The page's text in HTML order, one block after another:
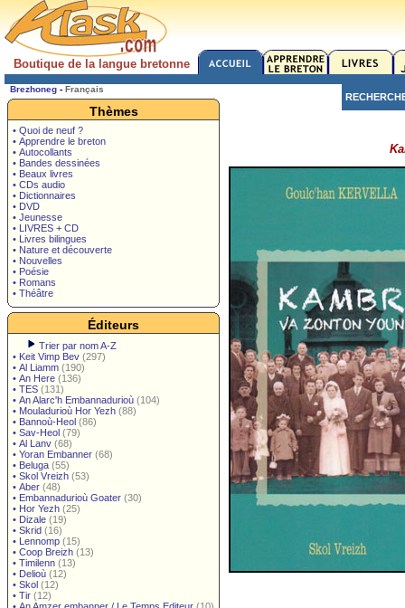
Boutique de la langue bretonne
Brezhoneg - Français
Thèmes
• Quoi de neuf ?
• Apprendre le breton
• Autocollants
• Bandes dessinées
• Beaux livres
• CDs audio
• Dictionnaires
• DVD
• Jeunesse
• LIVRES + CD
• Livres bilingues
• Nature et découverte
• Nouvelles
• Poésie
• Romans
• Théâtre
Éditeurs
Trier par nom A-Z
• Keit Vimp Bev (297)
• Al Liamm (190)
• An Here (136)
• TES (131)
• An Alarc'h Embannadurioù (104)
• Mouladurioù Hor Yezh (88)
• Bannoù-Heol (86)
• Sav-Heol (79)
• Al Lanv (68)
• Yoran Embanner (68)
• Beluga (55)
• Skol Vreizh (53)
• Aber (48)
• Embannadurioù Goater (30)
• Hor Yezh (25)
• Dizale (19)
• Skrid (16)
• Lennomp (15)
• Coop Breizh (13)
• Timilenn (13)
• Delioù (12)
• Skol (12)
• Tir (12)